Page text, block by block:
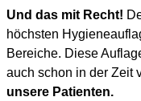
Und das mit Recht!
höchsten
Bereiche. Diese
auch schon in der Zeit
unsere Patienten.